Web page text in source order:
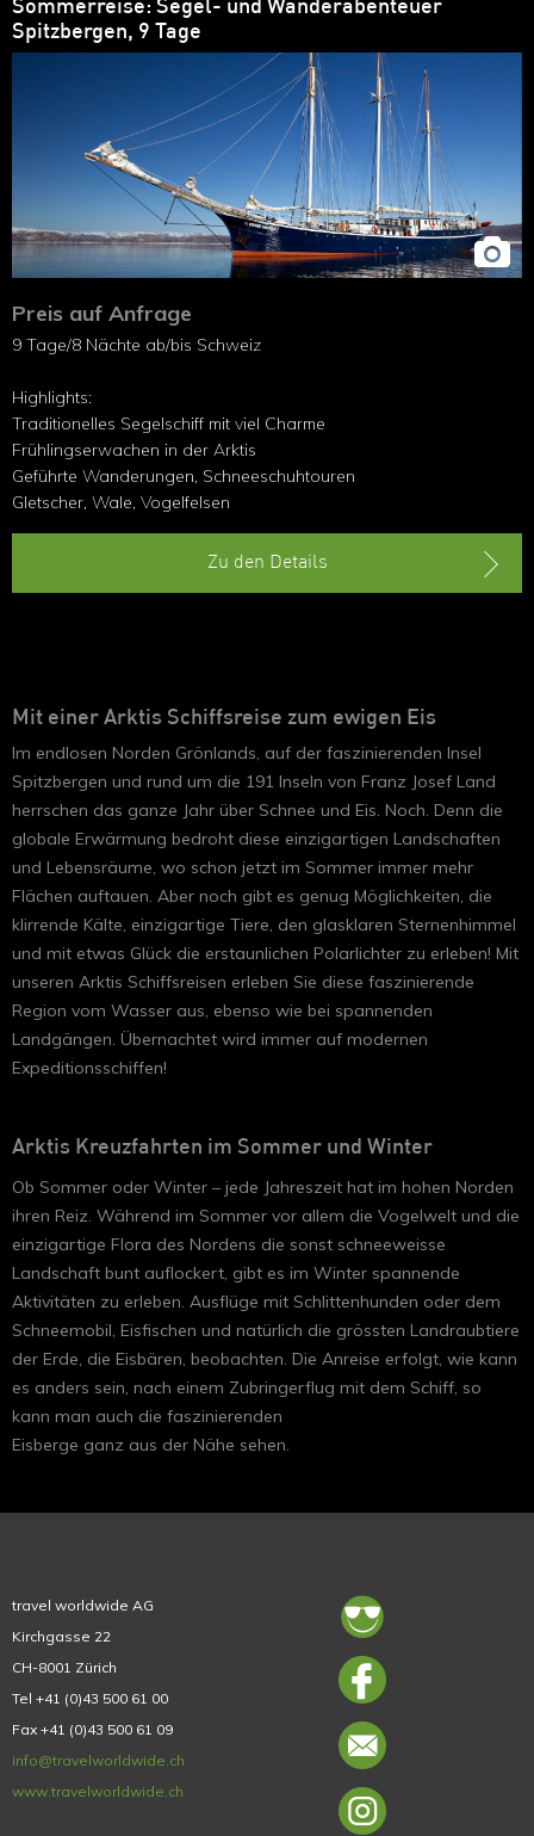
Sommerreise: Segel- und Wanderabenteuer
Spitzbergen, 9 Tage
Preis auf Anfrage
9 Tage/8 Nächte ab/bis Schweiz
Highlights:
Traditionelles Segelschiff mit viel Charme
Frühlingserwachen in der Arktis
Geführte Wanderungen, Schneeschuhtouren
Gletscher, Wale, Vogelfelsen
Zu den Details
Mit einer Arktis Schiffsreise zum ewigen Eis
Im endlosen Norden Grönlands, auf der faszinierenden Insel
Spitzbergen und rund um die 191 Inseln von Franz Josef Land
herrschen das ganze Jahr über Schnee und Eis. Noch. Denn die
globale Erwärmung bedroht diese einzigartigen Landschaften
und Lebensräume, wo schon jetzt im Sommer immer mehr
Flächen auftauen. Aber noch gibt es genug Möglichkeiten, die
klirrende Kälte, einzigartige Tiere, den glasklaren Sternenhimmel
und mit etwas Glück die erstaunlichen Polarlichter zu erleben! Mit
unseren Arktis Schiffsreisen erleben Sie diese faszinierende
Region vom Wasser aus, ebenso wie bei spannenden
Landgängen. Übernachtet wird immer auf modernen
Expeditionsschiffen!
Arktis Kreuzfahrten im Sommer und Winter
Ob Sommer oder Winter – jede Jahreszeit hat im hohen Norden
ihren Reiz. Während im Sommer vor allem die Vogelwelt und die
einzigartige Flora des Nordens die sonst schneeweisse
Landschaft bunt auflockert, gibt es im Winter spannende
Aktivitäten zu erleben. Ausflüge mit Schlittenhunden oder dem
Schneemobil, Eisfischen und natürlich die grössten Landraubtiere
der Erde, die Eisbären, beobachten. Die Anreise erfolgt, wie kann
es anders sein, nach einem Zubringerflug mit dem Schiff, so
kann man auch die faszinierenden
Eisberge ganz aus der Nähe sehen.
travel worldwide AG
Kirchgasse 22
CH-8001 Zürich
Tel +41 (0)43 500 61 00
Fax +41 (0)43 500 61 09
info@travelworldwide.ch
www.travelworldwide.ch